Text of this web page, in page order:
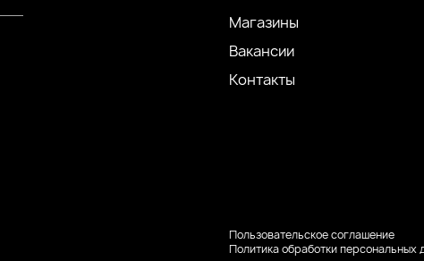
Магазины
Вакансии
Контакты
Пользовательское соглашение
Политика обработки персональных